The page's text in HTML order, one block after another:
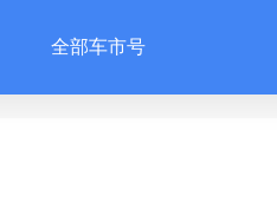
全部车市号